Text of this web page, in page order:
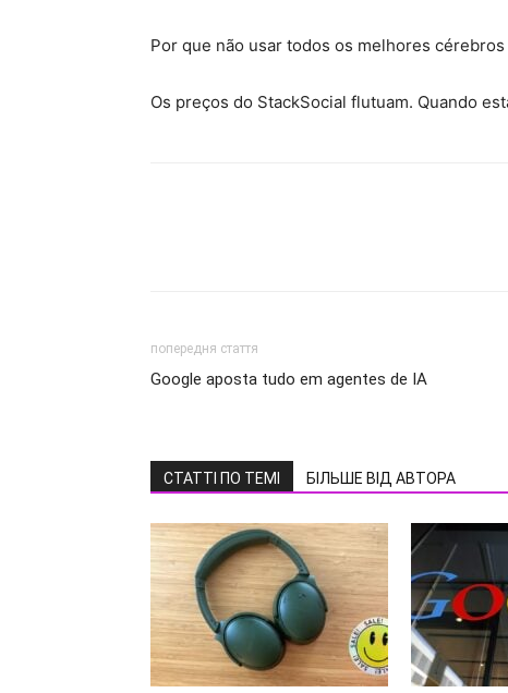
Por que não usar todos os melhores cérebros
Os preços do StackSocial flutuam. Quando
попередня стаття
Google aposta tudo em agentes de IA
СТАТТІ ПО ТЕМІ БІЛЬШЕ ВІД АВТОРА